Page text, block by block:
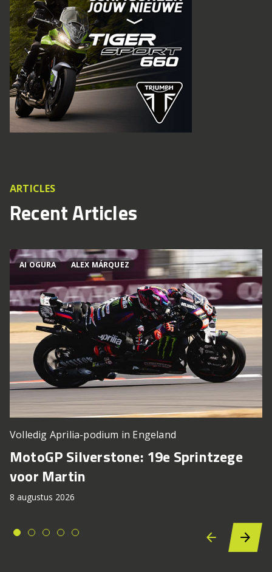
ARTICLES
Recent Articles
AI OGURA ALEX MÁRQUEZ
Volledig Aprilia-podium in Engeland
MotoGP Silverstone: 19e Sprintzege
voor Martin
8 augustus 2026